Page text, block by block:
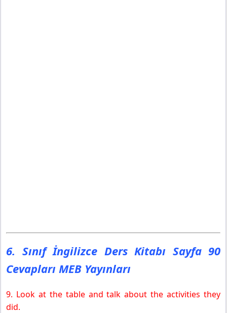
6. Sınıf İngilizce Ders Kitabı Sayfa 90
Cevapları MEB Yayınları
9. Look at the table and talk about the activities they
did.